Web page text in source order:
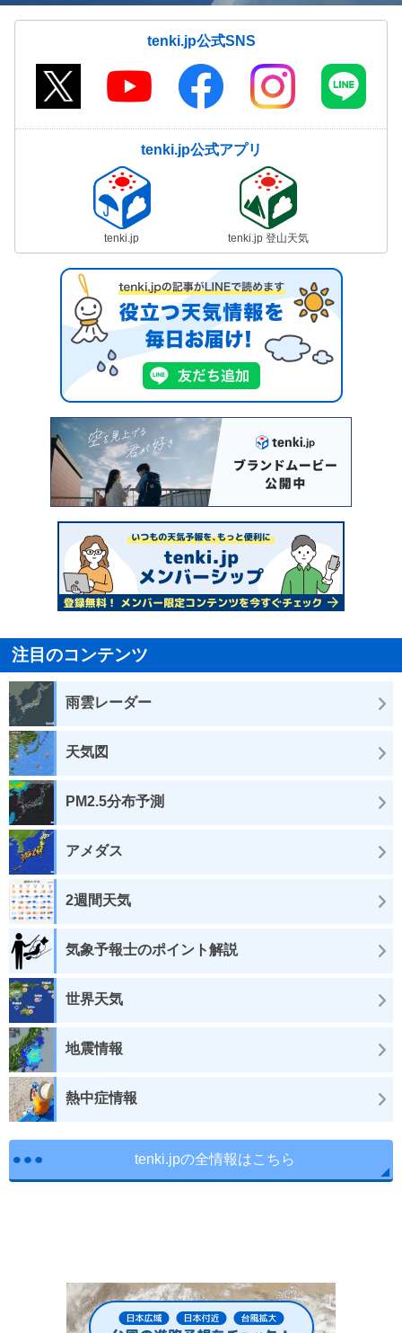
tenki.jp公式SNS
tenki.jp公式アプリ
tenki.jp tenki.jp 登山天気
注目のコンテンツ
雨雲レーダー
天気図
PM2.5分布予測
アメダス
2週間天気
気象予報士のポイント解説
世界天気
地震情報
熱中症情報
tenki.jpの全情報はこちら